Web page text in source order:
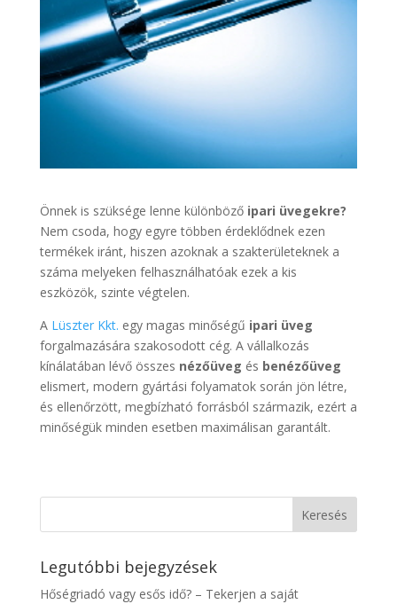
Önnek is szüksége lenne különbözőipari üvegekre?
Nem csoda, hogy egyre többen érdeklődnek ezen
termékek iránt, hiszen azoknak a szakterületeknek a
száma melyeken felhasználhatóak ezek a kis
eszközök, szinte végtelen.
A Lüszter Kkt. egy magas minőségű ipari üveg
forgalmazására szakosodott cég. A vállalkozás
kínálatában lévő összes nézőüveg és benézőüveg
elismert, modern gyártási folyamatok során jön létre,
és ellenőrzött, megbízható forrásból származik, ezért a
minőségük minden esetben maximálisan garantált.
Legutóbbi bejegyzések
Hőségriadó vagy esős idő? – Tekerjen a saját